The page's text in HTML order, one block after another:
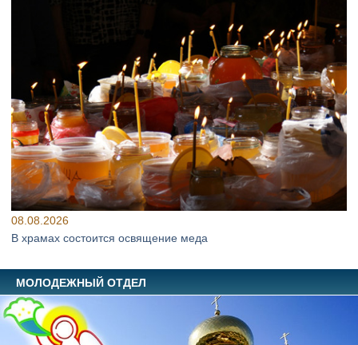
08.08.2026
В храмах состоится освящение меда
МОЛОДЕЖНЫЙ ОТДЕЛ